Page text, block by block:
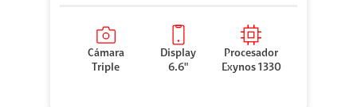
Cámara
Triple
Display
6.6"
Procesador
Exynos 1330